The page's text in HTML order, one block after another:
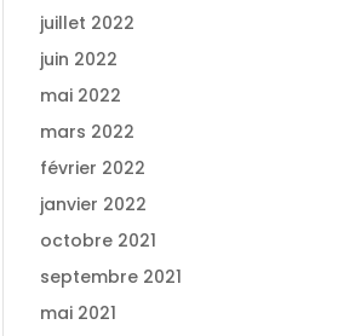
juillet 2022
juin 2022
mai 2022
mars 2022
février 2022
janvier 2022
octobre 2021
septembre 2021
mai 2021